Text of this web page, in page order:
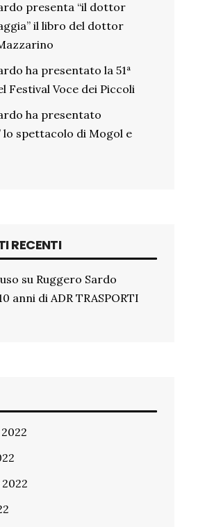
presenta “il dottor
il libro del dottor
ha presentato la 51ª
Festival Voce dei Piccoli
ha presentato
lo spettacolo di Mogol e
RECENTI
su Ruggero Sardo
anni di ADR TRASPORTI